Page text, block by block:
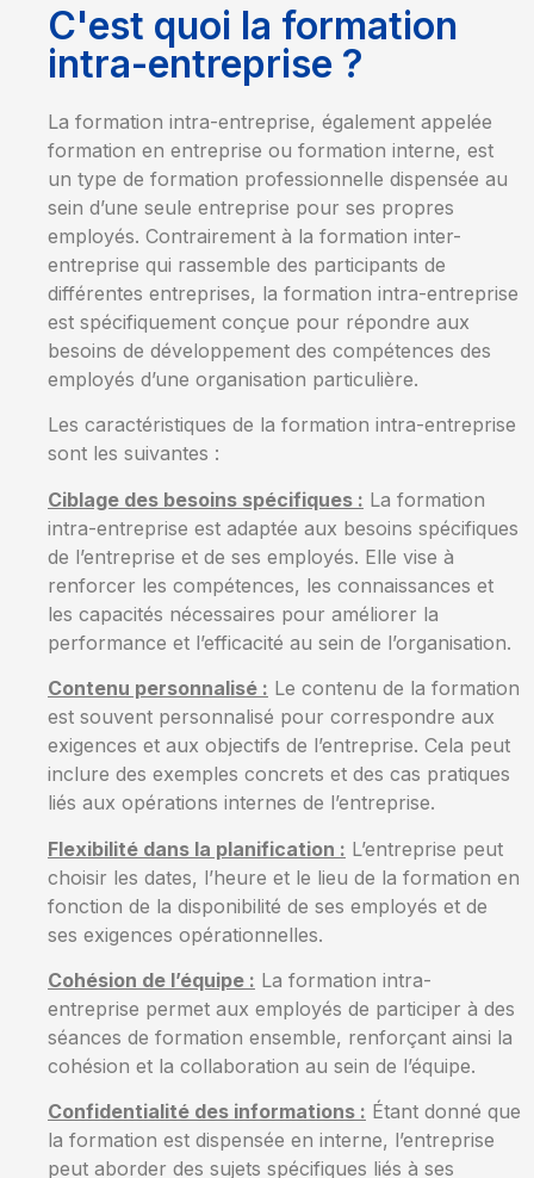
C'est quoi la formation
intra-entreprise ?
La formation intra-entreprise, également appelée
formation en entreprise ou formation interne, est
un type de formation professionnelle dispensée au
sein d’une seule entreprise pour ses propres
employés. Contrairement à la formation inter-
entreprise qui rassemble des participants de
différentes entreprises, la formation intra-entreprise
est spécifiquement conçue pour répondre aux
besoins de développement des compétences des
employés d’une organisation particulière.
Les caractéristiques de la formation intra-entreprise
sont les suivantes :
Ciblage des besoins spécifiques : La formation
intra-entreprise est adaptée aux besoins spécifiques
de l’entreprise et de ses employés. Elle vise à
renforcer les compétences, les connaissances et
les capacités nécessaires pour améliorer la
performance et l’efficacité au sein de l’organisation.
Contenu personnalisé : Le contenu de la formation
est souvent personnalisé pour correspondre aux
exigences et aux objectifs de l’entreprise. Cela peut
inclure des exemples concrets et des cas pratiques
liés aux opérations internes de l’entreprise.
Flexibilité dans la planification : L’entreprise peut
choisir les dates, l’heure et le lieu de la formation en
fonction de la disponibilité de ses employés et de
ses exigences opérationnelles.
Cohésion de l’équipe : La formation intra-
entreprise permet aux employés de participer à des
séances de formation ensemble, renforçant ainsi la
cohésion et la collaboration au sein de l’équipe.
Confidentialité des informations : Étant donné que
la formation est dispensée en interne, l’entreprise
peut aborder des sujets spécifiques liés à ses